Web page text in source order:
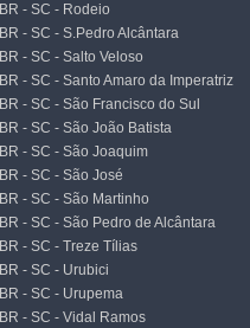
BR - SC - Rodeio
BR - SC - S.Pedro Alcântara
BR - SC - Salto Veloso
BR - SC - Santo Amaro da Imperatriz
BR - SC - São Francisco do Sul
BR - SC - São João Batista
BR - SC - São Joaquim
BR - SC - São José
BR - SC - São Martinho
BR - SC - São Pedro de Alcântara
BR - SC - Treze Tílias
BR - SC - Urubici
BR - SC - Urupema
BR - SC - Vidal Ramos